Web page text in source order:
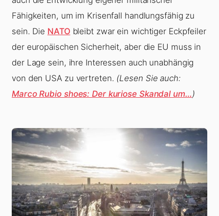
Fähigkeiten, um im Krisenfall handlungsfähig zu
sein. Die NATO bleibt zwar ein wichtiger Eckpfeiler
der europäischen Sicherheit, aber die EU muss in
der Lage sein, ihre Interessen auch unabhängig
von den USA zu vertreten. (Lesen Sie auch:
Marco Rubio shoes: Der kuriose Skandal um…)